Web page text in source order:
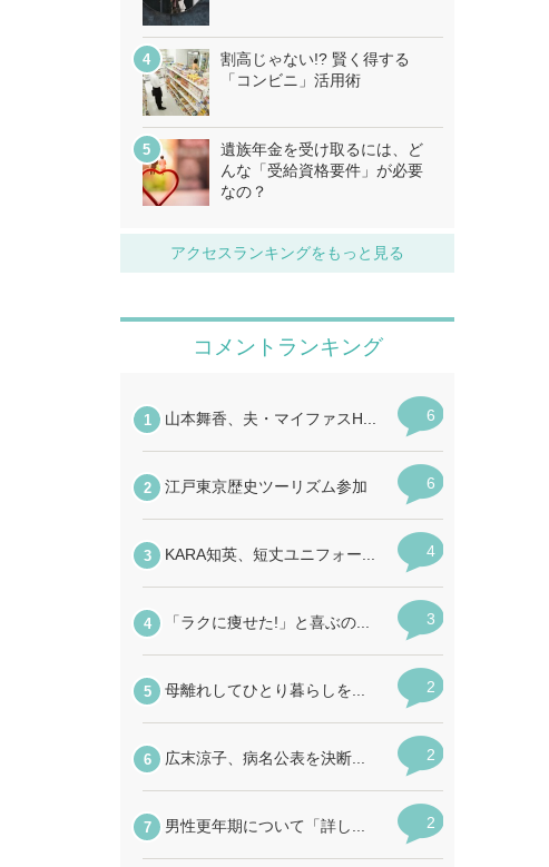
割高じゃない!? 賢く得する
「コンビニ」活用術
遺族年金を受け取るには、ど
んな「受給資格要件」が必要
なの？
アクセスランキングをもっと見る